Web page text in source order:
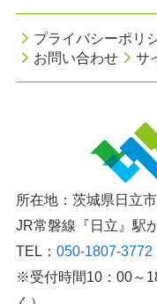
プライバシーポリ
お問い合わせ
サ
所在地：茨城県日立
JR常磐線『日立』駅
TEL： 050-1807-3772
※受付時間10：00～